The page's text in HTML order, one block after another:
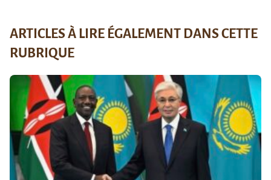
ARTICLES À LIRE ÉGALEMENT DANS CETTE
RUBRIQUE